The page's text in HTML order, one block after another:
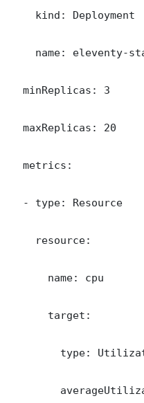
    kind: Deployment
name: eleventy-
  minReplicas: 3
  maxReplicas: 20
  metrics:
  - type: Resource
    resource:
      name: cpu
      target:
type: